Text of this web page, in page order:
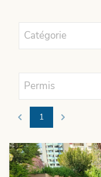
Catégorie
Permis
Previous
1 Next